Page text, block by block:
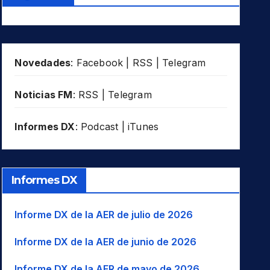
Novedades: Facebook RSS Telegram
Noticias FM: RSS Telegram
Informes DX: Podcast iTunes
Informes DX
Informe DX de la AER de julio de 2026
Informe DX de la AER de junio de 2026